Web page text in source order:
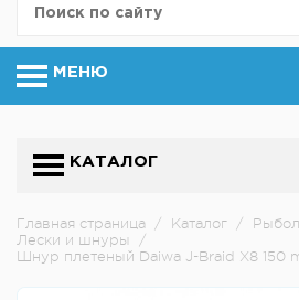
МЕНЮ
КАТАЛОГ
Главная страница / Каталог /
Лески и шнуры
/
Шнур плетеный Daiwa J-Braid X8 150